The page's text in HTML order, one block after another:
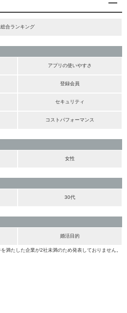
総合ランキング
アプリの使いやすさ
登録会員
セキュリティ
コストパフォーマンス
女性
30代
婚活目的
満たした企業が2社未満のため発表しておりません。